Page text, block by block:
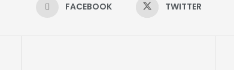
FACEBOOK TWITTER